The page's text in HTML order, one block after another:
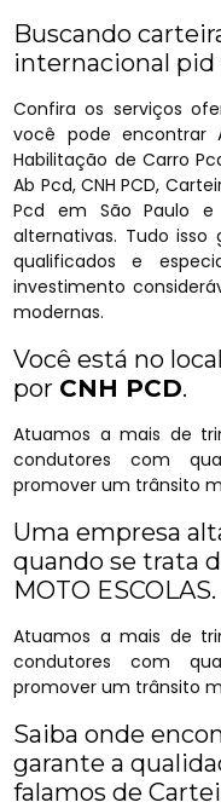
Buscando
internacional pid
Confira os serviços
você pode encontrar
Habilitação de Carro
Ab Pcd, CNH PCD,
Pcd em São Paulo
alternativas. Tudo isso
qualificados e
investimento
modernas.
Você está no
por CNH PCD.
Atuamos a mais de
condutores com
promover um trânsito
Uma empresa
quando se trata
MOTO ESCOLAS.
Atuamos a mais de
condutores com
promover um trânsito
Saiba onde
garante a
falamos de